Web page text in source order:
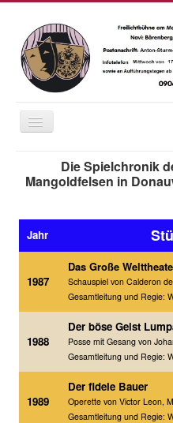
Navigation
an/aus
Saison 2026
Karten
Essen und Trinken
Chronik
Theater Donauwörth e.V.
Spenden
Die Spielchronik
Mangoldfelsen in
Jahr
1987
Das Große
Schauspiel von Calderon
Gesamtleitung und Regie:
1988
Der böse Geist
Posse mit Gesang von
Gesamtleitung und Regie:
1989
Der fidele Bauer
Operette von Victor Leon,
Gesamtleitung und Regie: